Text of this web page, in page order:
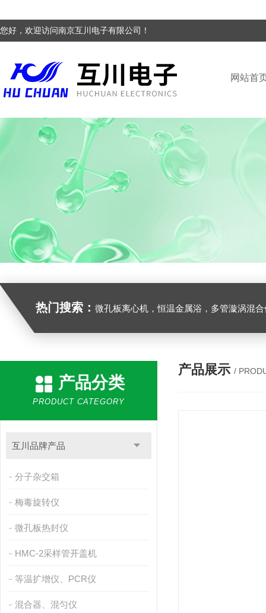
您好，欢迎访问南京互川电子有限公司！
网站首
热门搜索： 微孔板离心机，恒温金属浴，多管漩涡混合仪，梅毒旋转仪,红外线灭菌器，微孔板恒温振荡器，恒温混匀仪，水平摇床，牛奶抗生素恒
产品分类
PRODUCT CATEGORY
互川品牌产品
分子杂交箱
梅毒旋转仪
微孔板热封仪
HMC-2采样管开盖机
等温扩增仪、PCR仪
混合器、混匀仪
产品展示 /